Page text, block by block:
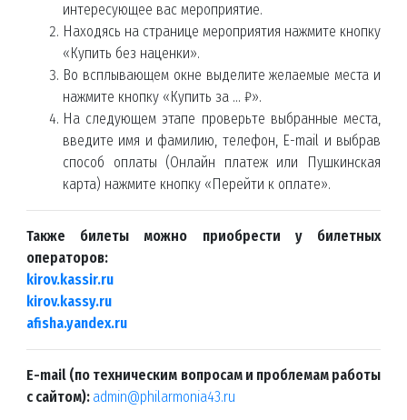
интересующее вас мероприятие.
Находясь на странице мероприятия нажмите кнопку
«Купить без наценки».
Во всплывающем окне выделите желаемые места и
нажмите кнопку «Купить за … ₽».
На следующем этапе проверьте выбранные места,
введите имя и фамилию, телефон, E-mail и выбрав
способ оплаты (Онлайн платеж или Пушкинская
карта) нажмите кнопку «Перейти к оплате».
Также билеты можно приобрести у билетных
операторов:
kirov.kassir.ru
kirov.kassy.ru
afisha.yandex.ru
E-mail (по техническим вопросам и проблемам работы
с сайтом): admin@philarmonia43.ru